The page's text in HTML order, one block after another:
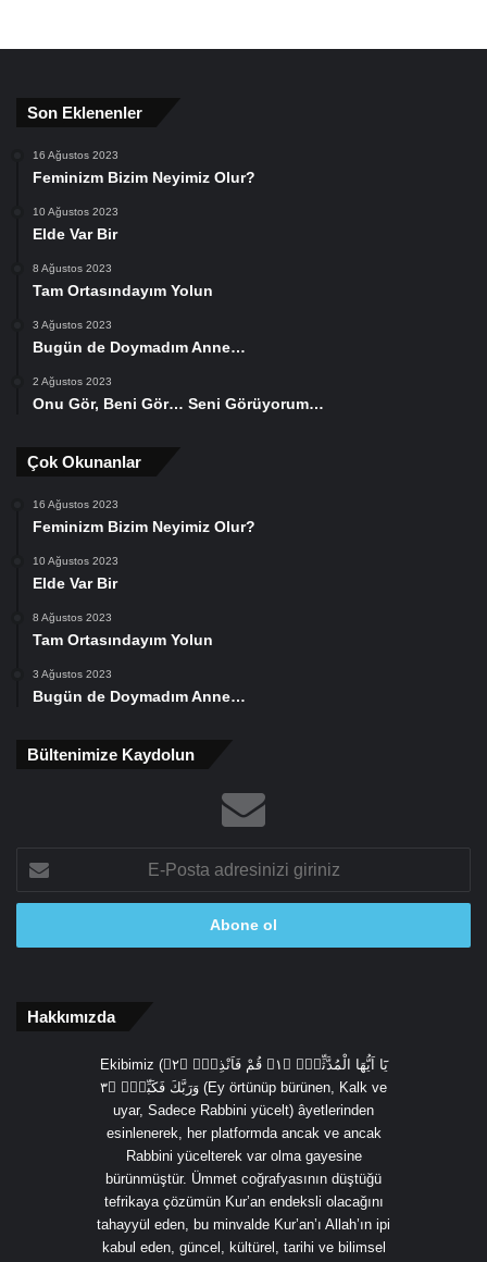
Son Eklenenler
16 Ağustos 2023
Feminizm Bizim Neyimiz Olur?
10 Ağustos 2023
Elde Var Bir
8 Ağustos 2023
Tam Ortasındayım Yolun
3 Ağustos 2023
Bugün de Doymadım Anne…
2 Ağustos 2023
Onu Gör, Beni Gör… Seni Görüyorum…
Çok Okunanlar
16 Ağustos 2023
Feminizm Bizim Neyimiz Olur?
10 Ağustos 2023
Elde Var Bir
8 Ağustos 2023
Tam Ortasındayım Yolun
3 Ağustos 2023
Bugün de Doymadım Anne…
Bültenimize Kaydolun
Posta
adresinizi
Hakkımızda
Ekibimiz (يَٓا اَيُّهَا الْمُدَّثِّرُۙ ﴿١﴾ قُمْ فَاَنْذِرْۙ ﴿٢﴾
وَرَبَّكَ فَكَبِّرْۙ ﴿٣ (Ey örtünüp bürünen, Kalk ve
uyar, Sadece Rabbini yücelt) âyetlerinden
esinlenerek, her platformda ancak ve ancak
Rabbini yücelterek var olma gayesine
bürünmüştür. Ümmet coğrafyasının düştüğü
tefrikaya çözümün Kur’an endeksli olacağını
tahayyül eden, bu minvalde Kur’an’ı Allah’ın ipi
kabul eden, güncel, kültürel, tarihi ve bilimsel